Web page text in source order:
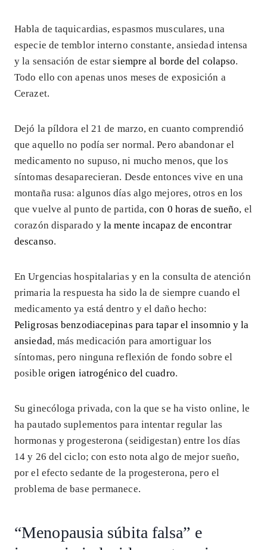
Habla de taquicardias, espasmos musculares, una
especie de temblor interno constante, ansiedad intensa
y la sensación de estarsiempre al borde del colapso.
Todo ello con apenas unos meses de exposición a
Cerazet.
Dejó la píldora el 21 de marzo, en cuanto comprendió
que aquello no podía ser normal. Pero abandonar el
medicamento no supuso, ni mucho menos, que los
síntomas desaparecieran. Desde entonces vive en una
montaña rusa: algunos días algo mejores, otros en los
que vuelve al punto de partida,con 0 horas de sueño, el
corazón disparado yla mente incapaz de encontrar
descanso.
En Urgencias hospitalarias y en la consulta de atención
primaria la respuesta ha sido la de siempre cuando el
medicamento ya está dentro y el daño hecho:
Peligrosas benzodiacepinas para tapar el insomnio y la
ansiedad, más medicación para amortiguar los
síntomas, pero ninguna reflexión de fondo sobre el
posible origen iatrogénico del cuadro.
Su ginecóloga privada, con la que se ha visto online, le
ha pautado suplementos para intentar regular las
hormonas y progesterona (seidigestan) entre los días
14 y 26 del ciclo; con esto nota algo de mejor sueño,
por el efecto sedante de la progesterona, pero el
problema de base permanece.
“Menopausia súbita falsa” e